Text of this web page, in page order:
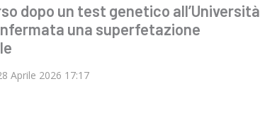
dopo un test genetico all’Università
una superfetazione
Aprile 2026 17:17